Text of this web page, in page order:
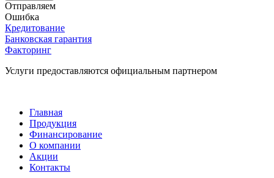
Отправляем
Ошибка
Кредитование
Банковская гарантия
Факторинг
Услуги предоставляются официальным партнером
Главная
Продукция
Финансирование
О компании
Акции
Контакты